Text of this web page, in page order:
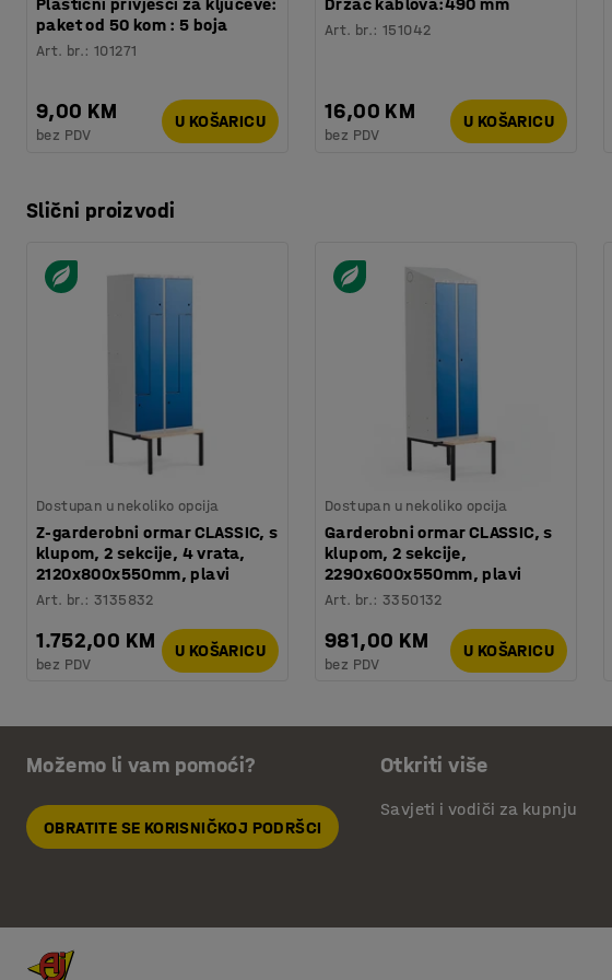
paket od 50 kom : 5 boja
Art. br.:101271
9,00 KM
bez PDV
U KOŠARICU
Art. br.:151042
16,00 KM
bez PDV
U KOŠARICU
Slični proizvodi
Dostupan u nekoliko opcija
Z-garderobni ormar CLASSIC, s
klupom, 2 sekcije, 4 vrata,
2120x800x550mm, plavi
Art. br.:3135832
1.752,00 KM
bez PDV
U KOŠARICU
Dostupan u nekoliko opcija
Garderobni ormar CLASSIC, s
klupom, 2 sekcije,
2290x600x550mm, plavi
Art. br.:3350132
981,00 KM
bez PDV
U KOŠARICU
Možemo li vam pomoći?
OBRATITE SE KORISNIČKOJ PODRŠCI
Otkriti više
Savjeti i vodiči za kupnju